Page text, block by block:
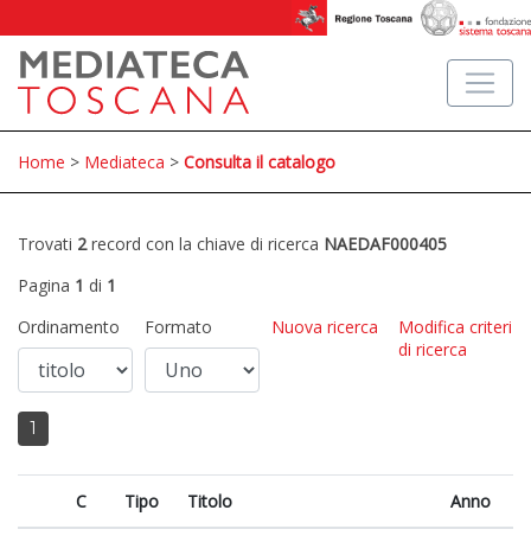
Home > Mediateca > Consulta il catalogo
Trovati 2record con la chiave di ricerca NAEDAF000405
Pagina 1 di 1
Ordinamento
Formato Nuova ricerca
Modifica criteri
di ricerca
1
C Tipo Titolo Anno